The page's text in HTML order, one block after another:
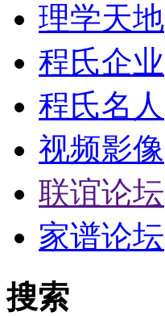
理学天地
程氏企业
程氏名人
视频影像
联谊论坛
家谱论坛
搜索